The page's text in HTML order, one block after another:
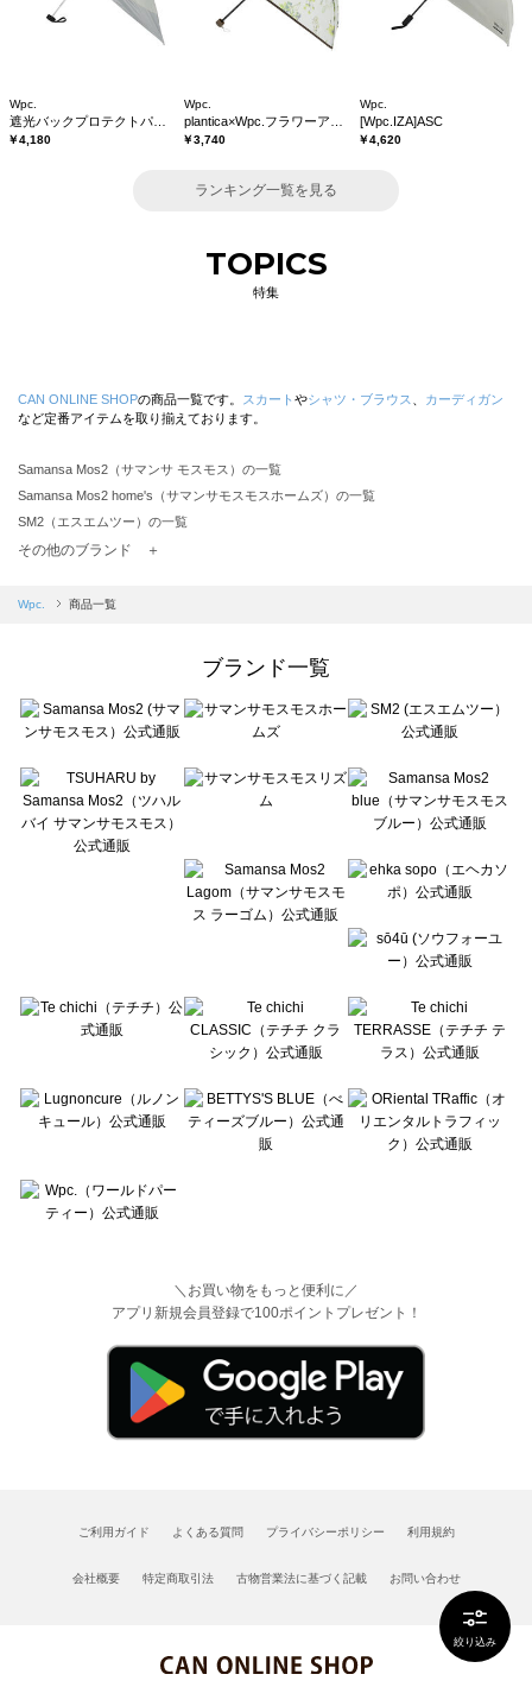
絞り込み
Wpc.
￥4,180
Wpc.
￥3,740
Wpc.
[Wpc.IZA]ASC
￥4,620
ランキング一覧を見る
TOPICS
特集
CAN ONLINE SHOPの商品一覧です。 スカート やシャツ・ブラウス
カーディガン
など定番アイテムを取り揃えております。
Samansa Mos2（サマンサ モスモス）の一覧
Samansa Mos2 home's（サマンサモスモスホームズ）の一覧
SM2（エスエムツー）の一覧
TSUHARU by Samansa Mos2（ツハルバイサマンサモスモス）の一覧
Samansa Mos2 blue（サマンサモスモス ブルー）の一覧
Te chichi（テチチ）の一覧
Te chichi CLASSIC（テチチ クラシック）の一覧
Lugnoncure（ルノンキュール）の一覧
BETTY'S BLUE（べティーズブルー）の一覧
Wpc.（ワールドパーティー）の一覧
その他のブランド ＋
Wpc. 商品一覧
ブランド一覧
＼お買い物をもっと便利に／
アプリ新規会員登録で100ポイントプレゼント！
ご利用ガイド よくある質問 プライバシーポリシー 利用規約
会社概要 特定商取引法 古物営業法に基づく記載 お問い合わせ